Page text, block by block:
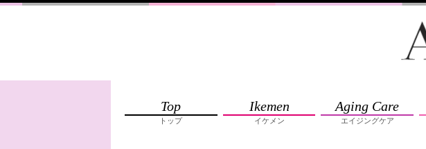
Top
トップ
Ikemen
イケメン
Aging Care
エイジングケア